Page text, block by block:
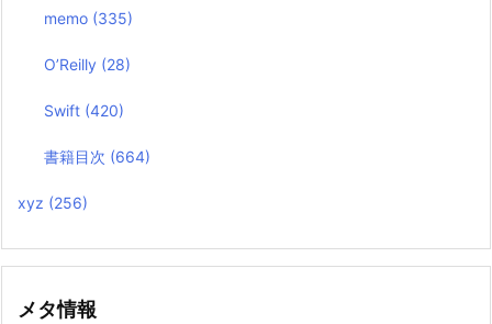
memo (335)
O’Reilly (28)
Swift (420)
書籍目次 (664)
xyz (256)
メタ情報